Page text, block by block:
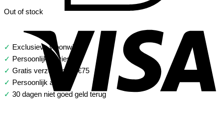
Out of stock
✓ Exclusieve woonwinkel
✓ Persoonlijk advies
✓ Gratis verzending > €75
✓ Persoonlijk advies
✓ 30 dagen niet goed geld terug